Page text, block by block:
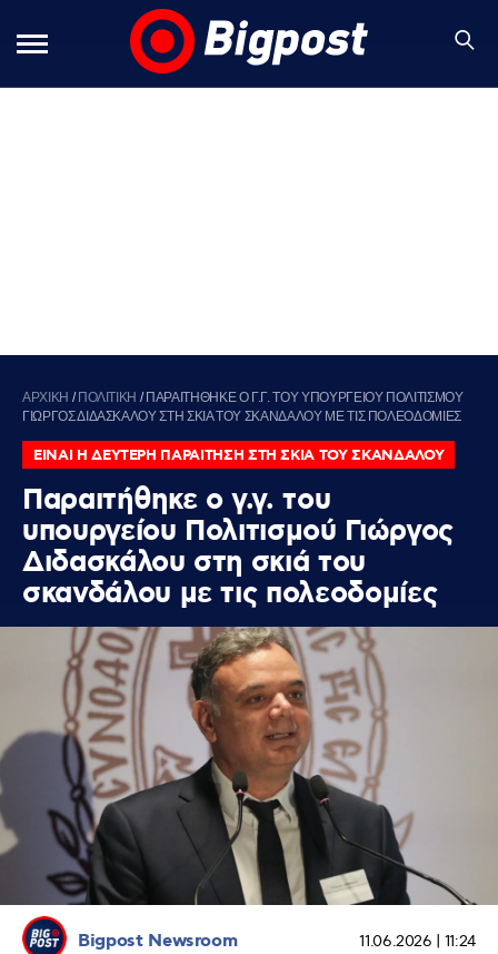
ΑΡΧΙΚΗ / ΠΟΛΙΤΙΚΗ / ΠΑΡΑΙΤΗΘΗΚΕ Ο Γ.Γ. ΤΟΥ ΥΠΟΥΡΓΕΙΟΥ ΠΟΛΙΤΙΣΜΟΥ
ΓΙΩΡΓΟΣ ΔΙΔΑΣΚΑΛΟΥ ΣΤΗ ΣΚΙΑ ΤΟΥ ΣΚΑΝΔΑΛΟΥ ΜΕ ΤΙΣ ΠΟΛΕΟΔΟΜΙΕΣ
ΕΙΝΑΙ Η ΔΕΥΤΕΡΗ ΠΑΡΑΙΤΗΣΗ ΣΤΗ ΣΚΙΑ ΤΟΥ ΣΚΑΝΔΑΛΟΥ
Παραιτήθηκε ο γ.γ. του
υπουργείου Πολιτισμού Γιώργος
Διδασκάλου στη σκιά του
σκανδάλου με τις πολεοδομίες
Bigpost Newsroom 11.06.2026 | 11:24